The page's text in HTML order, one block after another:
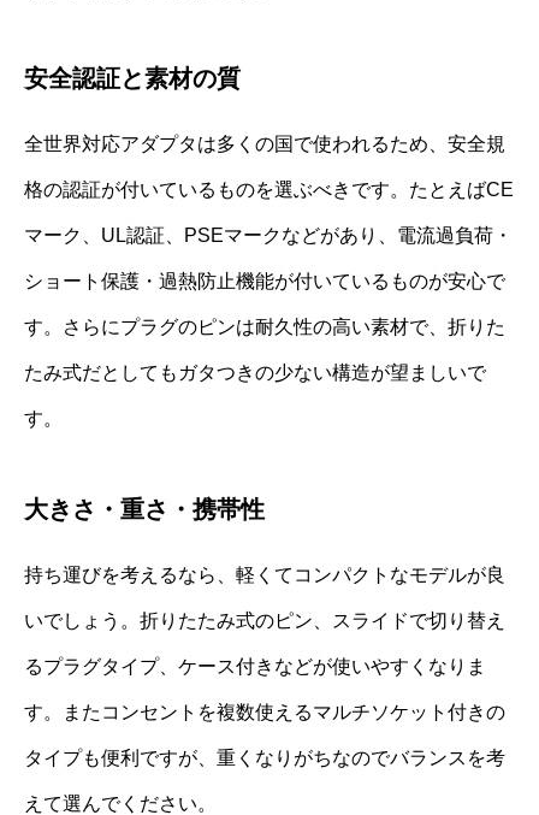
安全認証と素材の質
全世界対応アダプタは多くの国で使われるため、安全規
格の認証が付いているものを選ぶべきです。たとえばCE
マーク、UL認証、PSEマークなどがあり、電流過負荷・
ショート保護・過熱防止機能が付いているものが安心で
す。さらにプラグのピンは耐久性の高い素材で、折りた
たみ式だとしてもガタつきの少ない構造が望ましいで
す。
大きさ・重さ・携帯性
持ち運びを考えるなら、軽くてコンパクトなモデルが良
いでしょう。折りたたみ式のピン、スライドで切り替え
るプラグタイプ、ケース付きなどが使いやすくなりま
す。またコンセントを複数使えるマルチソケット付きの
タイプも便利ですが、重くなりがちなのでバランスを考
えて選んでください。